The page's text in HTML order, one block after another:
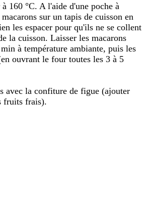
160 °C. A l'aide d'une poche à
sur un tapis de cuisson en
les espacer pour qu'ils ne se collent
la cuisson. Laisser les macarons
à température ambiante, puis les
ouvrant le four toutes les 3 à 5
avec la confiture de figue (ajouter
fruits frais).